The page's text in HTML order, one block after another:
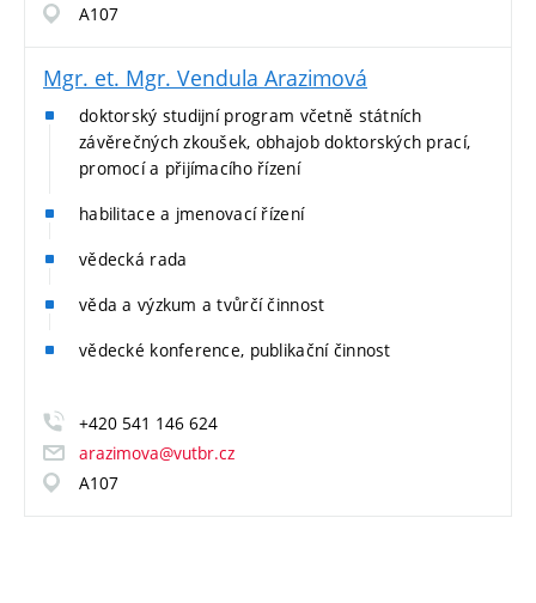
A107
Mgr. et. Mgr. Vendula Arazimová
doktorský studijní program včetně státních
závěrečných zkoušek, obhajob doktorských prací,
promocí a přijímacího řízení
habilitace a jmenovací řízení
vědecká rada
věda a výzkum a tvůrčí činnost
vědecké konference, publikační činnost
+420 541 146 624
arazimova@vutbr.cz
A107